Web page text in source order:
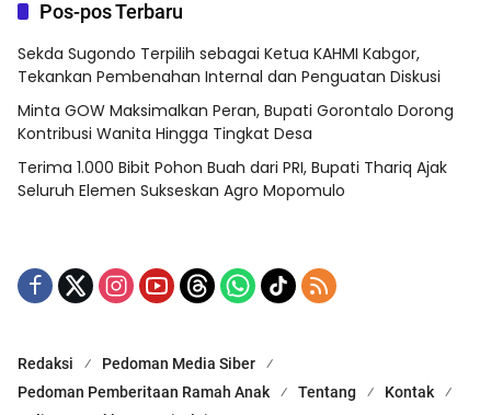
Pos-pos Terbaru
Sekda Sugondo Terpilih sebagai Ketua KAHMI Kabgor,
Tekankan Pembenahan Internal dan Penguatan Diskusi
Minta GOW Maksimalkan Peran, Bupati Gorontalo Dorong
Kontribusi Wanita Hingga Tingkat Desa
Terima 1.000 Bibit Pohon Buah dari PRI, Bupati Thariq Ajak
Seluruh Elemen Sukseskan Agro Mopomulo
Redaksi
Pedoman Media Siber
Pedoman Pemberitaan Ramah Anak
Tentang
Kontak